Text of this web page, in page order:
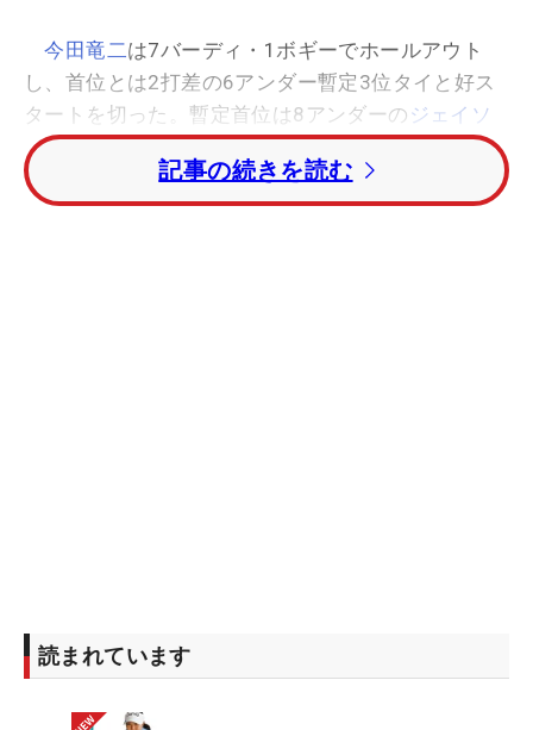
今田竜二は7バーディ・1ボギーでホールアウト
し、首位とは2打差の6アンダー暫定3位タイと好ス
タートを切った。暫定首位は8アンダーの ジェイソ
ン・ボーン(米国)、2位はルーク・ガスリー(米国)が
つけている。
記事の続きを読む
読まれています